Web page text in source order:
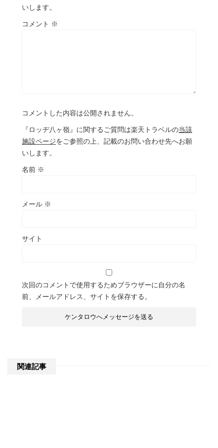
いします。
コメント ※
コメントした内容は公開されません。
『ロッヂ八ヶ嶺』に関するご質問は楽天トラベルの当該
施設ページをご参照の上、記載のお問い合わせ先へお願
いします。
名前 ※
メール ※
サイト
次回のコメントで使用するためブラウザーに自分の名
前、メールアドレス、サイトを保存する。
関連記事